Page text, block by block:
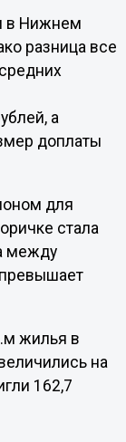
в Нижнем
разница все
а
доплаты
для
стала
между
жилья в
на
162,7